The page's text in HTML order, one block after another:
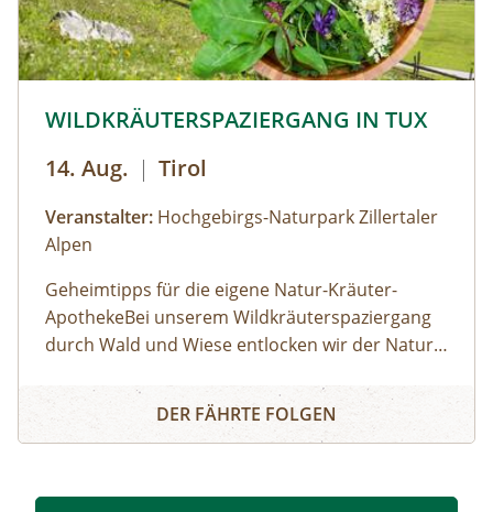
© © Hochgebirgs-Naturpark Zillertaler Alpen
WILDKRÄUTERSPAZIERGANG IN TUX
14. Aug. | Tirol
Veranstalter: Hochgebirgs-Naturpark Zillertaler
Alpen
Geheimtipps für die eigene Natur-Kräuter-
ApothekeBei unserem Wildkräuterspaziergang
durch Wald und Wiese entlocken wir der Natur
der Alpenkräuter. Diese tolle Natur-Apotheke ist
vor unserer Haustür. Der richtige
WILDKRÄUTERSPAZIERGANG IN TUX
DER FÄHRTE FOLGEN